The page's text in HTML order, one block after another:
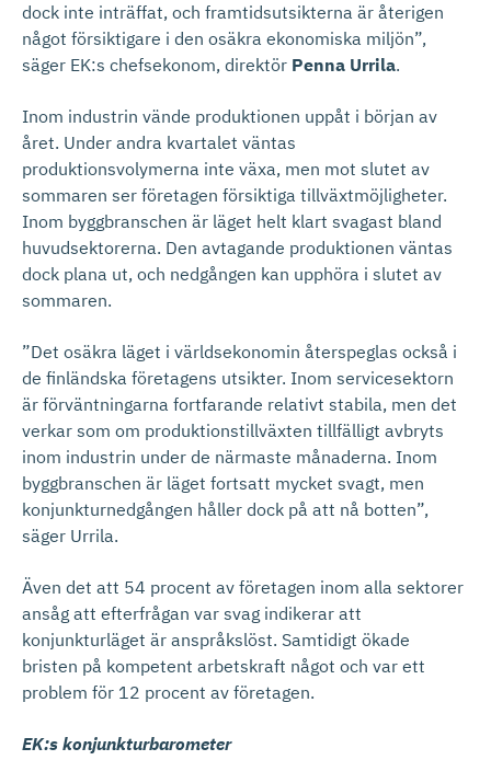
dock inte inträffat, och framtidsutsikterna är återigen
något försiktigare i den osäkra ekonomiska miljön”,
säger EK:s chefsekonom, direktör Penna Urrila.
Inom industrin vände produktionen uppåt i början av
året. Under andra kvartalet väntas
produktionsvolymerna inte växa, men mot slutet av
sommaren ser företagen försiktiga tillväxtmöjligheter.
Inom byggbranschen är läget helt klart svagast bland
huvudsektorerna. Den avtagande produktionen väntas
dock plana ut, och nedgången kan upphöra i slutet av
sommaren.
”Det osäkra läget i världsekonomin återspeglas också i
de finländska företagens utsikter. Inom servicesektorn
är förväntningarna fortfarande relativt stabila, men det
verkar som om produktionstillväxten tillfälligt avbryts
inom industrin under de närmaste månaderna. Inom
byggbranschen är läget fortsatt mycket svagt, men
konjunkturnedgången håller dock på att nå botten”,
säger Urrila.
Även det att 54 procent av företagen inom alla sektorer
ansåg att efterfrågan var svag indikerar att
konjunkturläget är anspråkslöst. Samtidigt ökade
bristen på kompetent arbetskraft något och var ett
problem för 12 procent av företagen.
EK:s konjunkturbarometer